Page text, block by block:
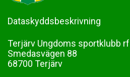
Dataskyddsbeskrivning
Terjärv Ungdoms sportklubb rf
Smedasvägen 88
68700 Terjärv